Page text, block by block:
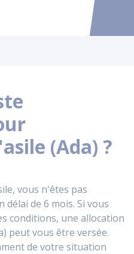
Accéder
(Ada) ?
vous n'êtes pas
de 6 mois. Si vous
conditions, une allocation
peut vous être versée.
de votre situation